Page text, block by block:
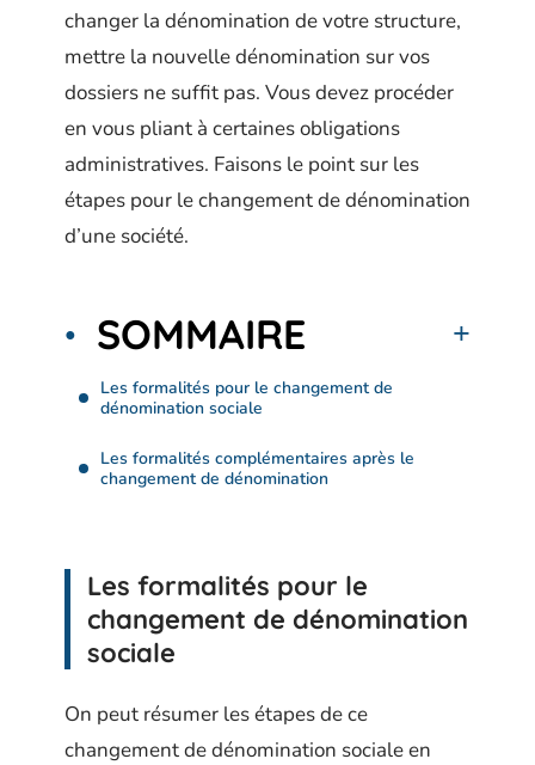
changer la dénomination de votre structure,
mettre la nouvelle dénomination sur vos
dossiers ne suffit pas. Vous devez procéder
en vous pliant à certaines obligations
administratives. Faisons le point sur les
étapes pour le changement de dénomination
d’une société.
SOMMAIRE
Les formalités pour le changement de
dénomination sociale
Les formalités complémentaires après le
changement de dénomination
Les formalités pour le
changement de dénomination
sociale
On peut résumer les étapes de ce
changement de dénomination sociale en